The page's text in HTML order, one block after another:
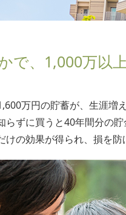
で、1,000万以
万円の貯蓄が、生涯
ずに買うと40年間分の貯
の効果が得られ、損を